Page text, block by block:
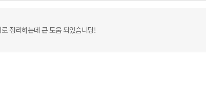
정리하는데 큰 도움 되었습니당!